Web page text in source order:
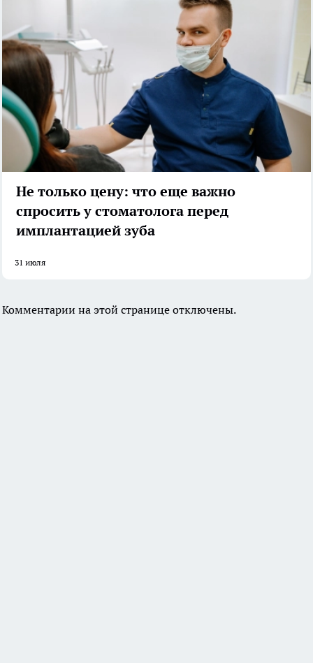
Не только цену: что еще важно
спросить у стоматолога перед
имплантацией зуба
31 июля
Комментарии на этой странице отключены.